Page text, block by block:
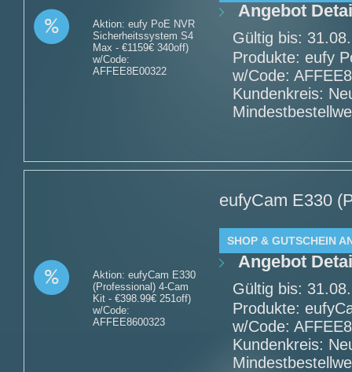
Aktion: eufy PoE NVR
Sicherheitssystem S4
Max - €1159€ 340off)
w/Code:
AFFEE8E00322
Angebot
Gültig bis:
Produkte: eufy
w/Code:
Kundenkreis:
Aktion: eufyCam E330
(Professional) 4-Cam
Kit - €398.99€ 251off)
w/Code:
AFFEE8600323
eufyCam E330
SHOP & GUTSCHEIN
Angebot
Gültig bis:
Produkte:
w/Code:
Kundenkreis: